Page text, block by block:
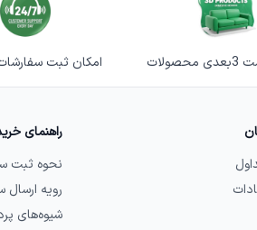
امکان ثبت سفارشات
راهنمای
نحوه ثبت
رویه
شیوه‌های